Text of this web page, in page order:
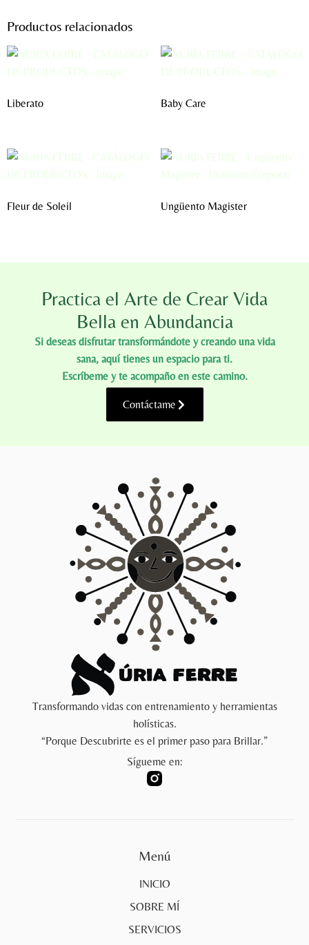
Productos relacionados
Liberato Baby Care
Fleur de Soleil Ungüento Magister
Practica el Arte de Crear Vida
Bella en Abundancia
Si deseas disfrutar transformándote y creando una vida
sana, aquí tienes un espacio para ti.
Escríbeme y te acompaño en este camino.
Contáctame
Transformando vidas con entrenamiento y herramientas
holísticas.
“Porque Descubrirte es el primer paso para Brillar.”
Sígueme en:
Menú
INICIO
SOBRE MÍ
SERVICIOS